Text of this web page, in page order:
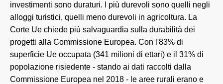
investimenti sono duraturi. I più durevoli sono quelli negli
alloggi turistici, quelli meno durevoli in agricoltura. La
Corte Ue chiede più salvaguardia sulla durabilità dei
progetti alla Commissione Europea. Con l'83% di
superficie Ue occupata (341 milioni di ettari) e il 31% di
popolazione risiedente - stando ai dati raccolti dalla
Commissione Europea nel 2018 - le aree rurali erano e